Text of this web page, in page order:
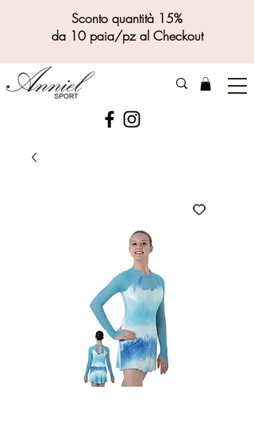
Sconto quantità 15%
da 10 paia/pz al Checkout